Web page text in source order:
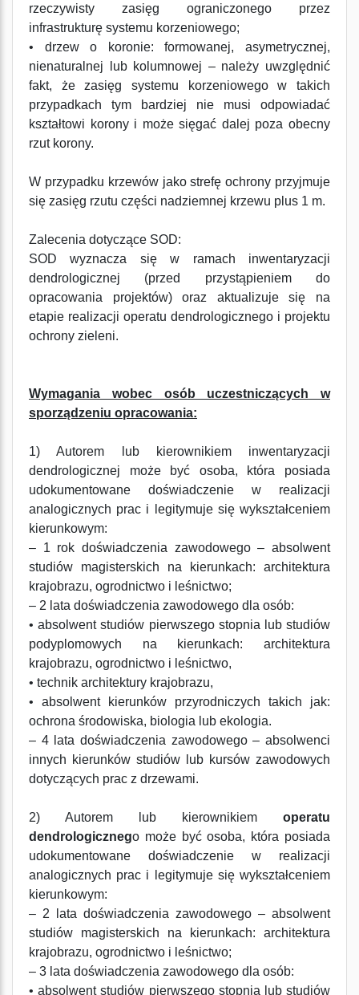
rzeczywisty zasięg ograniczonego przez
infrastrukturę systemu korzeniowego;
• drzew o koronie: formowanej, asymetrycznej,
nienaturalnej lub kolumnowej – należy uwzględnić
fakt, że zasięg systemu korzeniowego w takich
przypadkach tym bardziej nie musi odpowiadać
kształtowi korony i może sięgać dalej poza obecny
rzut korony.
W przypadku krzewów jako strefę ochrony przyjmuje
się zasięg rzutu części nadziemnej krzewu plus 1 m.
Zalecenia dotyczące SOD:
SOD wyznacza się w ramach inwentaryzacji
dendrologicznej (przed przystąpieniem do
opracowania projektów) oraz aktualizuje się na
etapie realizacji operatu dendrologicznego i projektu
ochrony zieleni.
Wymagania wobec osób uczestniczących w
sporządzeniu opracowania:
1) Autorem lub kierownikiem inwentaryzacji
dendrologicznej może być osoba, która posiada
udokumentowane doświadczenie w realizacji
analogicznych prac i legitymuje się wykształceniem
kierunkowym:
– 1 rok doświadczenia zawodowego – absolwent
studiów magisterskich na kierunkach: architektura
krajobrazu, ogrodnictwo i leśnictwo;
– 2 lata doświadczenia zawodowego dla osób:
• absolwent studiów pierwszego stopnia lub studiów
podyplomowych na kierunkach: architektura
krajobrazu, ogrodnictwo i leśnictwo,
• technik architektury krajobrazu,
• absolwent kierunków przyrodniczych takich jak:
ochrona środowiska, biologia lub ekologia.
– 4 lata doświadczenia zawodowego – absolwenci
innych kierunków studiów lub kursów zawodowych
dotyczących prac z drzewami.
2) Autorem lub kierownikiem operatu
dendrologicznego może być osoba, która posiada
udokumentowane doświadczenie w realizacji
analogicznych prac i legitymuje się wykształceniem
kierunkowym:
– 2 lata doświadczenia zawodowego – absolwent
studiów magisterskich na kierunkach: architektura
krajobrazu, ogrodnictwo i leśnictwo;
– 3 lata doświadczenia zawodowego dla osób:
• absolwent studiów pierwszego stopnia lub studiów